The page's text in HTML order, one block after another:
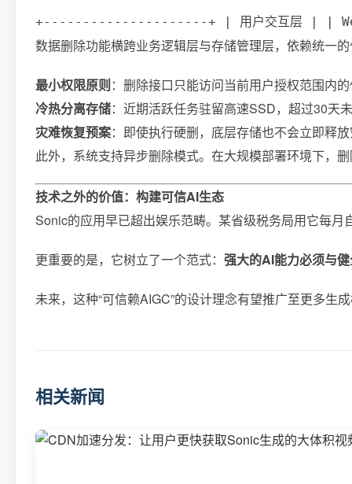
+---------------------+ | 用户交互层 | |
数据删除功能横跨业务逻辑层与存储管理层，依赖统一
最小权限原则：删除接口只能访问当前用户授权范围内
冷热分离存储：近期活跃任务驻留高速SSD，超过30天
灾难恢复预案：即使执行硬删，底层存储也不会立即释
此外，系统支持异步删除模式。在大规模部署环境下，
技术之外的价值：构建可信AI生态
Sonic的应用早已超出娱乐范畴。某省级税务局用它每
更重要的是，它树立了一个范式： 强大的AI能力必须与
未来，这种“可信赖AIGC”的设计理念有望推广至更多
相关新闻